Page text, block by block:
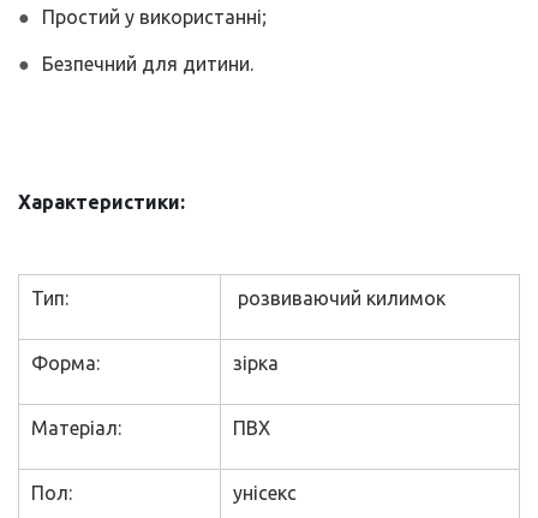
Простий у використанні;
Безпечний для дитини.
Характеристики:
Тип: розвиваючий килимок
Форма: зірка
Матеріал: ПВХ
Пол: унісекс